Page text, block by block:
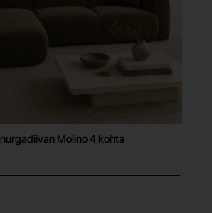
Tasuta tarne
Bukleekangast nurgadiivan Molino 4 kohta